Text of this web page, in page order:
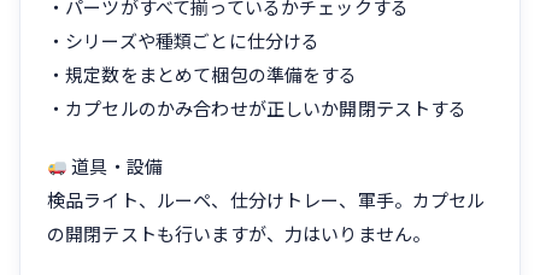
・パーツがすべて揃っているかチェックする
・シリーズや種類ごとに仕分ける
・規定数をまとめて梱包の準備をする
・カプセルのかみ合わせが正しいか開閉テストする
道具・設備
検品ライト、ルーペ、仕分けトレー、軍手。カプセル
の開閉テストも行いますが、力はいりません。